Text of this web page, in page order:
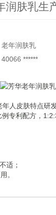
润肤乳生
老年润肤乳
40066 ******
人皮肤特点研
专利配方，
适；
。